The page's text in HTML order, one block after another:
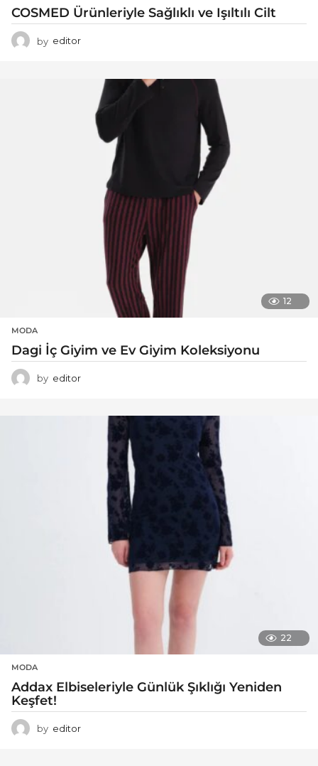
COSMED Ürünleriyle Sağlıklı ve Işıltılı Cilt
by editor
12
MODA
Dagi İç Giyim ve Ev Giyim Koleksiyonu
by editor
22
MODA
Addax Elbiseleriyle Günlük Şıklığı Yeniden
Keşfet!
by editor